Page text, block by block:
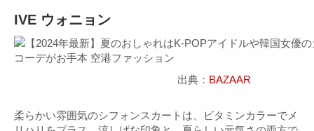
IVE ウォニョン
出典： BAZAAR
柔らかい雰囲気のシフォンスカートは、ビタミンカラーでメ